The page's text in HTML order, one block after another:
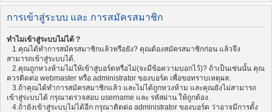
การเข้าสู่ระบบ และ การสมัครสมาชิก
ทำไมเข้าสู่ระบบไม่ได้ ?
1.คุณได้ทำการสมัครสมาชิกแล้วหรือยัง? คุณต้องสมัครสมาชิกก่อน แล้วจึง
สามารถเข้าสู่ระบบได้.
2.คุณถูกหวงห้ามไม่ให้เข้าสู่บอร์ดหรือไม่(จะมีข้อความบอกไว้)? ถ้าเป็นเช่นนั้น คุณ
ควรติดต่อ webmaster หรือ administrator ของบอร์ด เพื่อขอทราบเหตุผล.
3.ถ้าคุณได้ทำการสมัครสมาชิกแล้ว และไม่ได้ถูกหวงห้าม และคุณยังไม่สามารถ
เข้าสู่ระบบได้ กรุณาตรวจสอบ username และ รหัสผ่าน ให้ถูกต้อง.
4.ถ้ายังเข้าสู่ระบบไม่ได้อีก กรุณาติดต่อ administrator ของบอร์ด ว่าอาจมีการตั้ง